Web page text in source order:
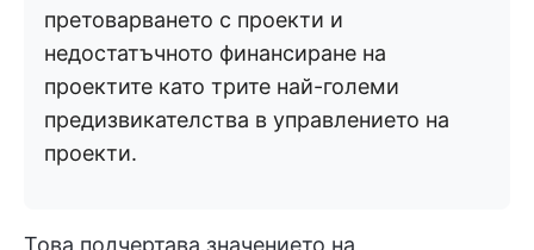
претоварването с проекти и
недостатъчното финансиране на
проектите като трите най-големи
предизвикателства в управлението на
проекти.
Това подчертава значението на